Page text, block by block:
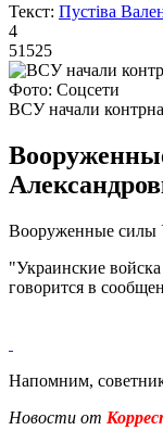
Текст: Пустіва
4
51525
Фото: Соцсети
ВСУ начали
Вооруженные силы
"Украинские
говорится в
Напомним,
Новости от